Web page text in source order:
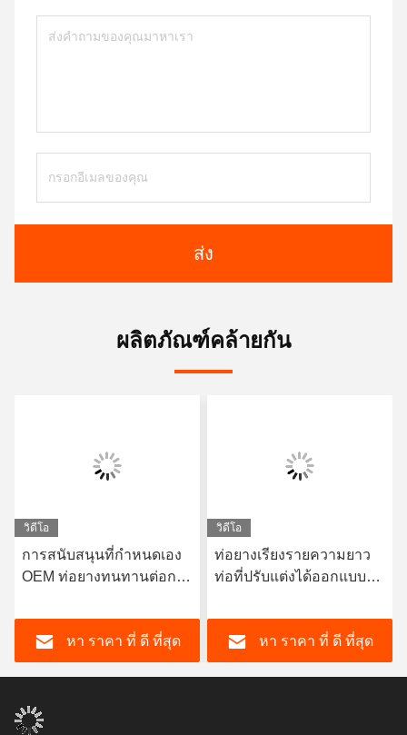
ส่ง
ผลิตภัณฑ์คล้ายกัน
วิดีโอ
การสนับสนุนที่กําหนดเอง
OEM ท่อยางทนทานต่อการ
ธรรมชาติทนทาน
Neoprene EPDM และวัสดุ
บรรจุ Nitrile สําหรับผลงาน
หา ราคา ที่ ดี ที่สุด
วิดีโอ
ท่อยางเรียงรายความยาว
ท่อที่ปรับแต่งได้ออกแบบให้
มม. ให้ความต้านทานการ
กัดกร่อนที่ดีเยี่ยม
หา ราคา ที่ ดี ที่สุด